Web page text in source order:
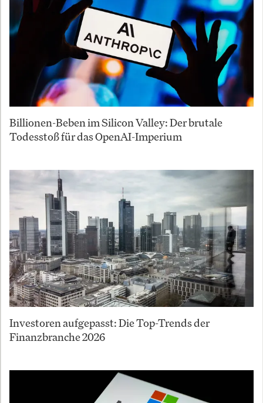
Billionen-Beben im Silicon Valley: Der brutale
Todesstoß für das OpenAI-Imperium
Investoren aufgepasst: Die Top-Trends der
Finanzbranche 2026